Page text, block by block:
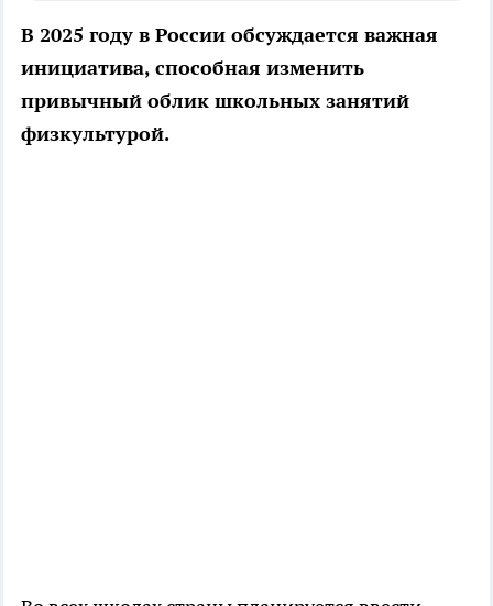
В 2025 году в России обсуждается важная
инициатива, способная изменить
привычный облик школьных занятий
физкультурой.